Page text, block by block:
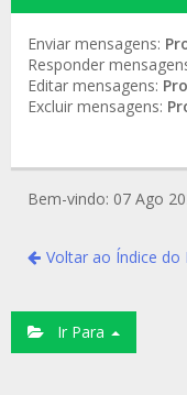
Enviar mensagens:
Responder
Editar mensagens:
Excluir mensagens:
Bem-vindo: 07 Ago
Voltar ao Índice do
Ir Para